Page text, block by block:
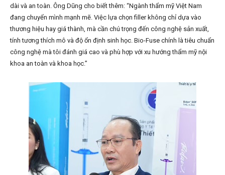
dài và an toàn. Ông Dũng cho biết thêm: “Ngành thẩm mỹ Việt Nam
đang chuyển mình mạnh mẽ. Việc lựa chọn filler không chỉ dựa vào
thương hiệu hay giá thành, mà cần chú trọng đến công nghệ sản xuất,
tính tương thích mô và độ ổn định sinh học. Bio-Fuse chính là tiêu chuẩn
công nghệ mà tôi đánh giá cao và phù hợp với xu hướng thẩm mỹ nội
khoa an toàn và khoa học.”